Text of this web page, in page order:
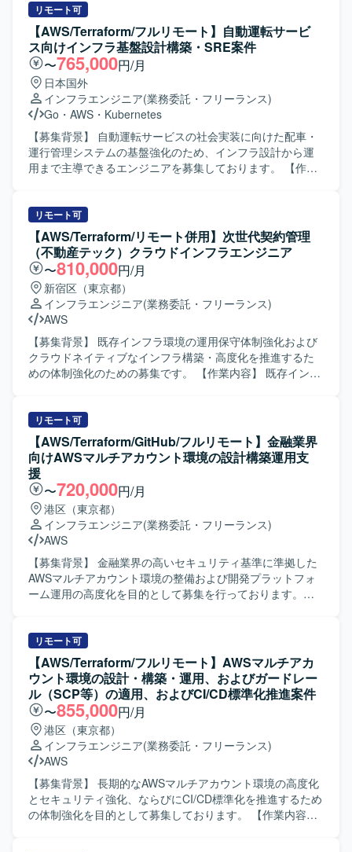
携わることができます。単なるインフラ維持管理にとどま
らず、CI/CDの仕組み化やエディター環境の整備など、
DevOpsの推進者として開発全体の仕組みづくりを主導して
いただけます。 【開発環境】 Terraformを用いたインフラ
コード化および主要クラウドサービス（AWSなど）上での
環境構築・運用を行う開発環境となっております。
連携も密に行い、開発生産性の向上をインフラ面から支援
していただきます。具体的には、インフラチームのリード
およびタスクマネジメント、ECS/Fargateを用いた既存シス
テムのコンテナ化推進、TerraformによるIaCの導入・標準
化・運用、開発チームへのインフラ技術支援、GitHub
ActionsによるCI/CDパイプラインの継続的改善などを行っ
ていただきます。 【求める人物像】 開発組織と協調しなが
らインフラ面からプロダクトを支え、主体的に改善提案や
リードができる方を求めております。 【ポジションの魅
力】 日本最大級規模のカー用品プラットフォームにおい
て、AWSを中心としたインフラの設計・構築・運用をリー
ます。 【開発環境】 AWS、Terraform、ECS、Fargate、
GitHub Actions、Java、Ruby、SQL、Vue、Spring、SREな
どの技術スタックを利用しております。
リモート可
【AWS/Terraform/フルリモート】自動運転サービ
ス向けインフラ基盤設計構築・SRE案件
〜765,000円/月
日本国外
インフラエンジニア(業務委託・フリーランス)
Go ・ AWS ・ Kubernetes
【募集背景】 自動運転サービスの社会実装に向けた配車・
運行管理システムの基盤強化のため、インフラ設計から運
用まで主導できるエンジニアを募集しております。 【作業
ていただきます。 サービス立ち上げの初期フェーズから参
画し、アーキテクト設計や基本設計（主にセキュリティや
可観測性などの非機能要件）を実施していただきます。 そ
の後はインフラエンジニア/SREとして、環境の構築および
最適化を主導していただきます。 具体的には、開発および
サービス提供基盤のアーキテクト設計や基本設計、DevOps
環境の設計・構築、SREとして環境の自動化や最適化など
を行っていただきます。 【求める人物像】 自ら主体的にサ
ービス基盤づくりに取り組み、非機能要件を意識した設
計・改善ができる方を求めております。 長期的なサービス
展開を見据え、チームと協調しながら継続的な改善に取り
関わることができます。 スモールスタートから5年スパンで
の大規模展開を見据えたプロジェクトであり、立ち上げフ
ェーズから仕様検討やアーキテクチャ設計に関与できま
す。 移動支援や地域交通の維持、ドライバー不足などの社
会課題の解決に直結する社会インフラ領域に挑戦できる点
も大きな魅力です。 【開発環境】 クラウド：AWS または
GCP 基盤：EKS + マネージドサービス 言語：Go / React な
ど（予定） その他：マイクロサービス、データ処理設計 な
ど
リモート可
【AWS/Terraform/リモート併用】次世代契約管理
（不動産テック）クラウドインフラエンジニア
〜810,000円/月
新宿区（東京都）
インフラエンジニア(業務委託・フリーランス)
AWS
【募集背景】 既存インフラ環境の運用保守体制強化および
クラウドネイティブなインフラ構築・高度化を推進するた
めの体制強化のための募集です。 【作業内容】 既存インフ
ティングや問い合わせ対応、Webアプリケーション
（Rails、Laravel、Spring）向けサーバー構築をTerraform
を用いたIaCで実施していただきます。また、AWSクロスア
カウント環境におけるネットワーク構築をTerraformで行
い、クラウドおよびオンプレミス環境のセキュリティ監視
と防御体制の設計・構築・運用を行っていただきます。加
えて、MTGへの参加、ドキュメント作成・レビュー、チケ
ットワークなど付随業務にも対応していただきます。 【求
める人物像】 クラウドネイティブなインフラ構築に主体的
に取り組み、IaCやコンテナ技術などモダンな技術の習得に
前向きな方を求めています。チームの一員としてコミュニ
ケーションを図りながら、自動化・標準化・ナレッジ蓄積
クの構築をチームの一員として経験でき、実践的なプロジ
ェクトに関わりながらスキルを深めることができます。ク
ラウドシフトやクラウドリフトを推進する環境で、IaCを活
用したコンテナ化に取り組み、モダンな技術スタックを実
務で習得できます。将来的には不動産テック分野でのデー
タパイプライン構築や分析基盤へのデータ集約など、機械
学習やAI関連プロジェクトに関わる機会も想定されていま
す。 【開発環境】 AWSを中心としたクラウドインフラ上
で、TerraformやCloudFormationなどのIaCツール、Ansible
やPuppetなどの構成管理ツール、Dockerおよびコンテナ関
連サービス（ECS、Fargate、ECR、API Gateway、
Lambda）を組み合わせた環境で開発・運用を行います。
リモート可
【AWS/Terraform/GitHub/フルリモート】金融業界
向けAWSマルチアカウント環境の設計構築運用支
援
〜720,000円/月
港区（東京都）
インフラエンジニア(業務委託・フリーランス)
AWS
【募集背景】 金融業界の高いセキュリティ基準に準拠した
AWSマルチアカウント環境の整備および開発プラットフォ
ーム運用の高度化を目的として募集を行っております。
Organizationsを用いたマルチアカウントの統制管理やSCP
の設計・検証・適用を行っていただきます。また、
CloudTrail、GuardDuty、Security Hub等を活用した各種セ
キュリティ・監査ログの集約および監視基盤の運用を行っ
ていただきます。さらに、GitHub Organizationやマスター
アカウントの管理・運用として、ポリシー設定、アクセス
権限管理、CI/CD環境の整備を推進していただきます。加え
て、金融水準のセキュリティ要件に基づくインフラコード
（IaC: Terraform等）のレビューおよび展開を行っていただ
きます。 【求める人物像】 高いセキュリティ基準を意識し
ながらインフラ設計・運用に取り組んでいただける方を求
めております。AWSおよびIaCに関する知識を活かしつつ、
リモート可
【AWS/Terraform/フルリモート】AWSマルチアカ
ウント環境の設計・構築・運用、およびガードレー
ル（SCP等）の適用、およびCI/CD標準化推進案件
〜855,000円/月
港区（東京都）
インフラエンジニア(業務委託・フリーランス)
AWS
【募集背景】 長期的なAWSマルチアカウント環境の高度化
とセキュリティ強化、ならびにCI/CD標準化を推進するため
の体制強化を目的として募集しております。 【作業内容】